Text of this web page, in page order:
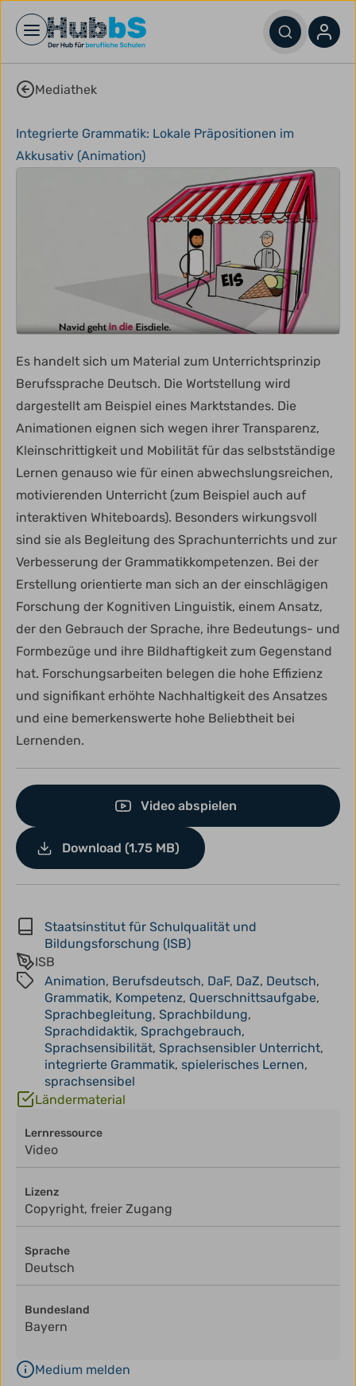
Open main menu
Mediathek
Integrierte Grammatik: Lokale Präpositionen im
Akkusativ (Animation)
Es handelt sich um Material zum Unterrichtsprinzip
Berufssprache Deutsch. Die Wortstellung wird
dargestellt am Beispiel eines Marktstandes. Die
Animationen eignen sich wegen ihrer Transparenz,
Kleinschrittigkeit und Mobilität für das selbstständige
Lernen genauso wie für einen abwechslungsreichen,
motivierenden Unterricht (zum Beispiel auch auf
interaktiven Whiteboards). Besonders wirkungsvoll
sind sie als Begleitung des Sprachunterrichts und zur
Verbesserung der Grammatikkompetenzen. Bei der
Erstellung orientierte man sich an der einschlägigen
Forschung der Kognitiven Linguistik, einem Ansatz,
der den Gebrauch der Sprache, ihre Bedeutungs- und
Formbezüge und ihre Bildhaftigkeit zum Gegenstand
hat. Forschungsarbeiten belegen die hohe Effizienz
und signifikant erhöhte Nachhaltigkeit des Ansatzes
und eine bemerkenswerte hohe Beliebtheit bei
Lernenden.
Video abspielen
Download (1.75 MB)
Staatsinstitut für Schulqualität und
Bildungsforschung (ISB)
ISB
Animation, Berufsdeutsch, DaF, DaZ, Deutsch,
Grammatik, Kompetenz, Querschnittsaufgabe,
Sprachbegleitung, Sprachbildung,
Sprachdidaktik, Sprachgebrauch,
Sprachsensibilität, Sprachsensibler Unterricht,
integrierte Grammatik, spielerisches Lernen,
sprachsensibel
Ländermaterial
Lernressource
Video
Lizenz
Copyright, freier Zugang
Sprache
Deutsch
Bundesland
Bayern
Medium melden